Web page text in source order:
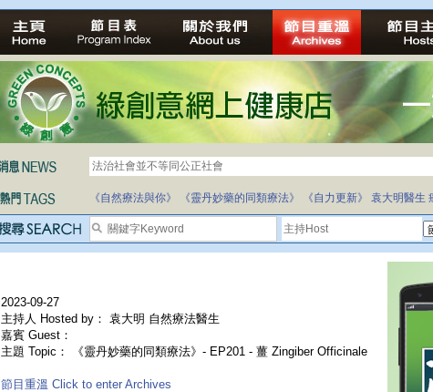
法治社會並不等同公正社會
自家教育合法化-推動多元化教育，全民學卷制
《自然療法與你》 《靈丹妙藥的同類療法》 《自力更新》 袁大明醫生
2023-09-27
主持人 Hosted by： 袁大明 自然療法醫生
嘉賓 Guest：
主題 Topic： 《靈丹妙藥的同類療法》- EP201 - 薑 Zingiber Officinale
節目重溫 Click to enter Archives